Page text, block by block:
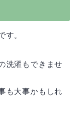
す。
洗濯もできませ
も大事かもしれ